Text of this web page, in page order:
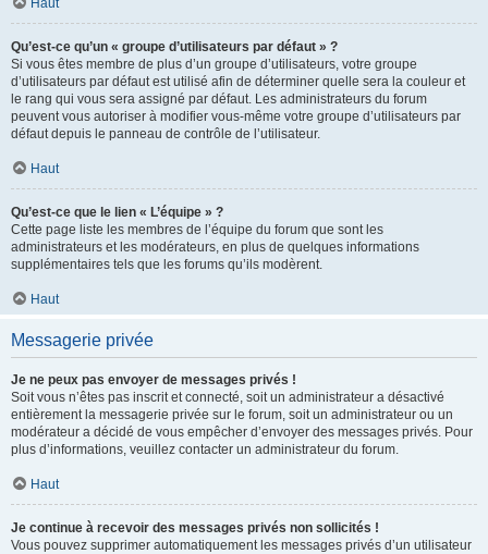
Haut
Qu’est-ce qu’un « groupe d’utilisateurs par défaut » ?
Si vous êtes membre de plus d’un groupe d’utilisateurs, votre groupe
d’utilisateurs par défaut est utilisé afin de déterminer quelle sera la couleur et
le rang qui vous sera assigné par défaut. Les administrateurs du forum
peuvent vous autoriser à modifier vous-même votre groupe d’utilisateurs par
défaut depuis le panneau de contrôle de l’utilisateur.
Haut
Qu’est-ce que le lien « L’équipe » ?
Cette page liste les membres de l’équipe du forum que sont les
administrateurs et les modérateurs, en plus de quelques informations
supplémentaires tels que les forums qu’ils modèrent.
Haut
Messagerie privée
Je ne peux pas envoyer de messages privés !
Soit vous n’êtes pas inscrit et connecté, soit un administrateur a désactivé
entièrement la messagerie privée sur le forum, soit un administrateur ou un
modérateur a décidé de vous empêcher d’envoyer des messages privés. Pour
plus d’informations, veuillez contacter un administrateur du forum.
Haut
Je continue à recevoir des messages privés non sollicités !
Vous pouvez supprimer automatiquement les messages privés d’un utilisateur